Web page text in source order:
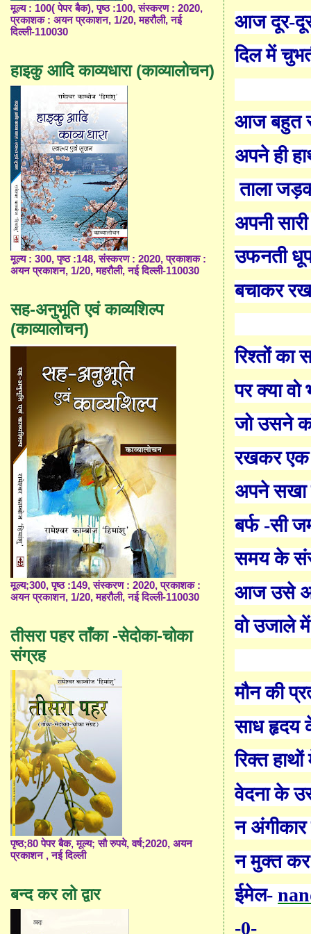
आज दूर-
दिल में
आज बहुत
अपने ही
ताला
अपनी
उफनती
बचाकर
रिश्तों
पर क्या
जो उसने
रखकर एक
अपने सखा
बर्फ -सी
समय के
आज उसे
वो उजाले
मौन की
साध हृदय
रिक्त
वेदना के
न
न मुक्त
ईमेल-
-0-
मूल्य : 100( पेपर बैक), पृष्ठ :100, संस्करण : 2020,
प्रकाशक : अयन प्रकाशन, 1/20, महरौली, नई
दिल्ली-110030
हाइकु आदि काव्यधारा (काव्यालोचन)
मूल्य : 300, पृष्ठ :148, संस्करण : 2020, प्रकाशक :
अयन प्रकाशन, 1/20, महरौली, नई दिल्ली-110030
सह-अनुभूति एवं काव्यशिल्प
(काव्यालोचन)
मूल्य;300, पृष्ठ :149, संस्करण : 2020, प्रकाशक :
अयन प्रकाशन, 1/20, महरौली, नई दिल्ली-110030
तीसरा पहर ताँका -सेदोका-चोका
संग्रह
पृष्ठ;80 पेपर बैक, मूल्य; सौ रुपये, वर्ष;2020, अयन
प्रकाशन , नई दिल्ली
बन्द कर लो द्वार